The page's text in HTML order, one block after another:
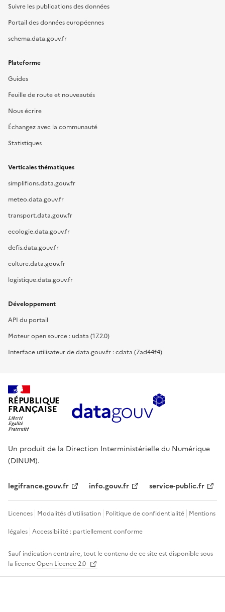
Suivre les publications des données
Portail des données européennes
schema.data.gouv.fr
Plateforme
Guides
Feuille de route et nouveautés
Nous écrire
Échangez avec la communauté
Statistiques
Verticales thématiques
simplifions.data.gouv.fr
meteo.data.gouv.fr
transport.data.gouv.fr
ecologie.data.gouv.fr
defis.data.gouv.fr
culture.data.gouv.fr
logistique.data.gouv.fr
Développement
API du portail
Moteur open source : udata (17.2.0)
Interface utilisateur de data.gouv.fr : cdata (7ad44f4)
RÉPUBLIQUE
FRANÇAISE
Un produit de la Direction Interministérielle du Numérique
(DINUM).
legifrance.gouv.fr info.gouv.fr service-public.fr
Licences Modalités d'utilisation Politique de confidentialité Mentions
légales Accessibilité : partiellement conforme
Sauf indication contraire, tout le contenu de ce site est disponible sous
la licenceOpen Licence 2.0